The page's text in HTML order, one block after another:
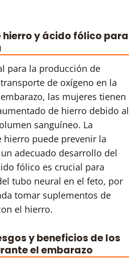
hierro y ácido fólico para
para la producción de
de oxígeno en la
las mujeres tienen
de hierro debido al
sanguíneo. La
hierro puede prevenir la
adecuado desarrollo del
fólico es crucial para
tubo neural en el feto, por
tomar suplementos de
el hierro.
y beneficios de los
el embarazo